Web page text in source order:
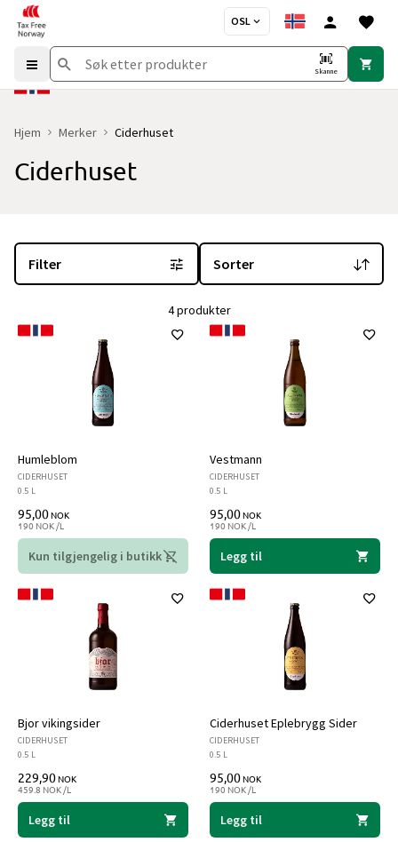
OSL
Skanne
Hjem Merker Ciderhuset
Ciderhuset
Filter Sorter
4 produkter
Humleblom
CIDERHUSET
0.5 L
95,00NOK
190 NOK /L
Kun tilgjengelig i butikk
Vestmann
CIDERHUSET
0.5 L
95,00NOK
190 NOK /L
Legg til
Bjor vikingsider
CIDERHUSET
0.5 L
229,90NOK
459.8 NOK /L
Legg til
Ciderhuset Eplebrygg Sider
CIDERHUSET
0.5 L
95,00NOK
190 NOK /L
Legg til